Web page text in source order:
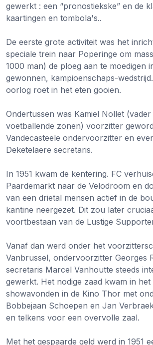
gewerkt : een “pronostiekske” en de
kaartingen en tombola's..
De eerste grote activiteit was het
speciale trein naar Poperinge om
1000 man) de ploeg aan te moedigen
gewonnen, kampioenschaps-
oorlog roet in het eten gooien.
Ondertussen was Kamiel Nollet (vader
voetballende zonen) voorzitter
Vandecasteele ondervoorzitter en
Deketelaere secretaris.
In 1951 kwam de kentering. FC
Paardemarkt naar de Velodroom en
van een drietal mensen actief in de
kantine neergezet. Dit zou later
voortbestaan van de Lustige
Vanaf dan werd onder het
Vanbrussel, ondervoorzitter Georges
secretaris Marcel Vanhoutte steeds
gewerkt. Het nodige zaad kwam in het
showavonden in de Kino Thor met
Bobbejaan Schoepen en Jan
en telkens voor een overvolle zaal.
Met het gespaarde geld werd in 1951